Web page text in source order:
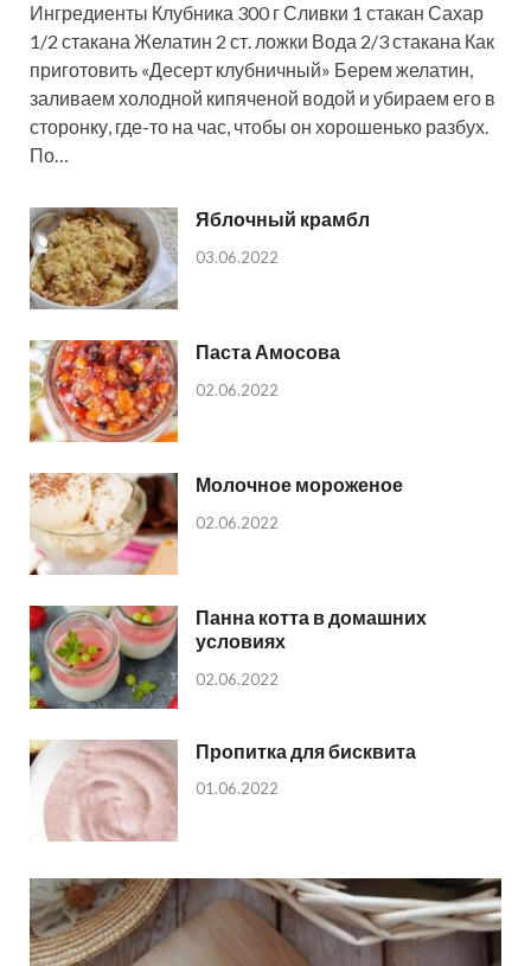
Ингредиенты Клубника 300 г Сливки 1 стакан Сахар
1/2 стакана Желатин 2 ст. ложки Вода 2/3 стакана Как
приготовить «Десерт клубничный» Берем желатин,
заливаем холодной кипяченой водой и убираем его в
сторонку, где-то на час, чтобы он хорошенько разбух.
По…
Яблочный крамбл
03.06.2022
Паста Амосова
02.06.2022
Молочное мороженое
02.06.2022
Панна котта в домашних
условиях
02.06.2022
Пропитка для бисквита
01.06.2022